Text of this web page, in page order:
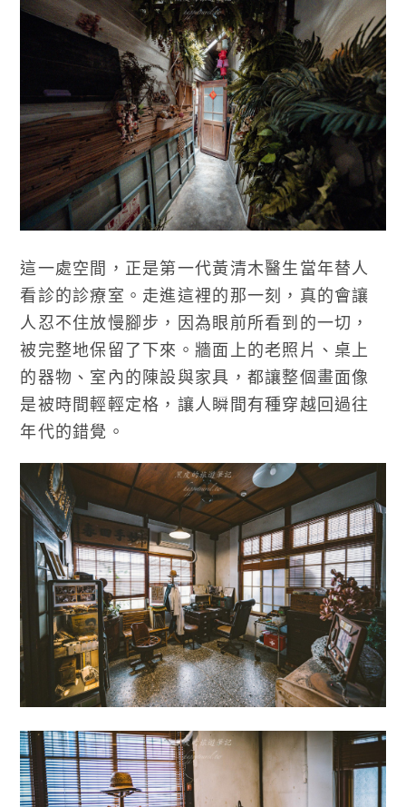
這一處空間，正是第一代黃清木醫生當年替人
看診的診療室。走進這裡的那一刻，真的會讓
人忍不住放慢腳步，因為眼前所看到的一切，
被完整地保留了下來。牆面上的老照片、桌上
的器物、室內的陳設與家具，都讓整個畫面像
是被時間輕輕定格，讓人瞬間有種穿越回過往
年代的錯覺。